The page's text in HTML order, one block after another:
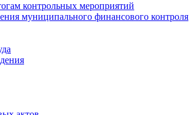
контрольных мероприятий
муниципального финансового контроля